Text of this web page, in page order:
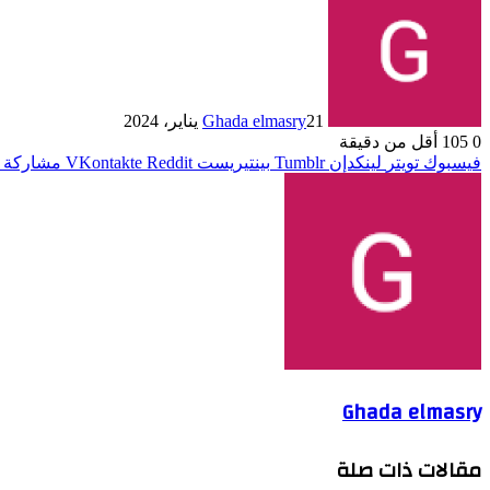
Ghada elmasry21 يناير، 2024
0
أقل من دقيقة
فيسبوك تويتر لينكدإن بينتيريست مشاركة
Ghada elmasry
مقالات ذات صلة